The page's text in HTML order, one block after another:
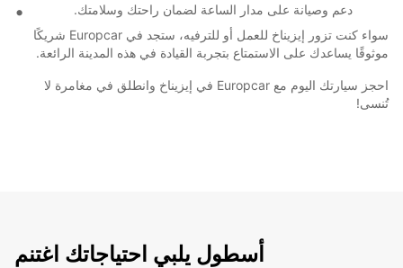
دعم وصيانة على مدار الساعة لضمان راحتك وسلامتك.
سواء كنت تزور إيزيناخ للعمل أو للترفيه، ستجد في Europcar شريكًا
موثوقًا يساعدك على الاستمتاع بتجربة القيادة في هذه المدينة الرائعة.
احجز سيارتك اليوم مع Europcar في إيزيناخ وانطلق في مغامرة لا
تُنسى!
أسطول يلبي احتياجاتك اغتنم